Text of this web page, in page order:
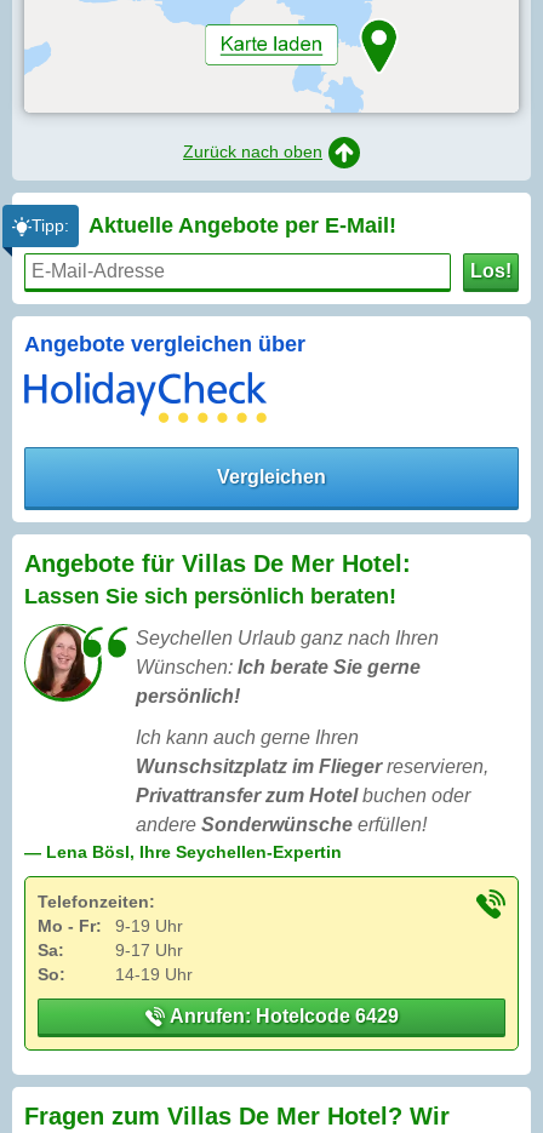
Zurück nach oben
Tipp: Aktuelle Angebote per E-Mail!
Los!
Angebote vergleichen über
Vergleichen
Angebote für Villas De Mer Hotel:
Lassen Sie sich persönlich beraten!
Seychellen Urlaub ganz nach Ihren
Wünschen: Ich berate Sie gerne
persönlich!
Ich kann auch gerne Ihren
Wunschsitzplatz im Fliegerreservieren,
Privattransfer zum Hotelbuchen oder
andere Sonderwünsche erfüllen!
— Lena Bösl, Ihre Seychellen-Expertin
Telefonzeiten:
Mo - Fr:
9-19 Uhr
Sa:
9-17 Uhr
So:
14-19 Uhr
Anrufen: Hotelcode 6429
Fragen zum Villas De Mer Hotel? Wir